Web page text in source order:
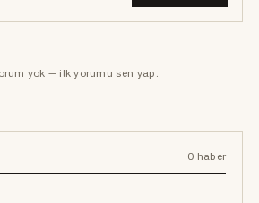
yok — ilk yorumu sen yap.
0 haber